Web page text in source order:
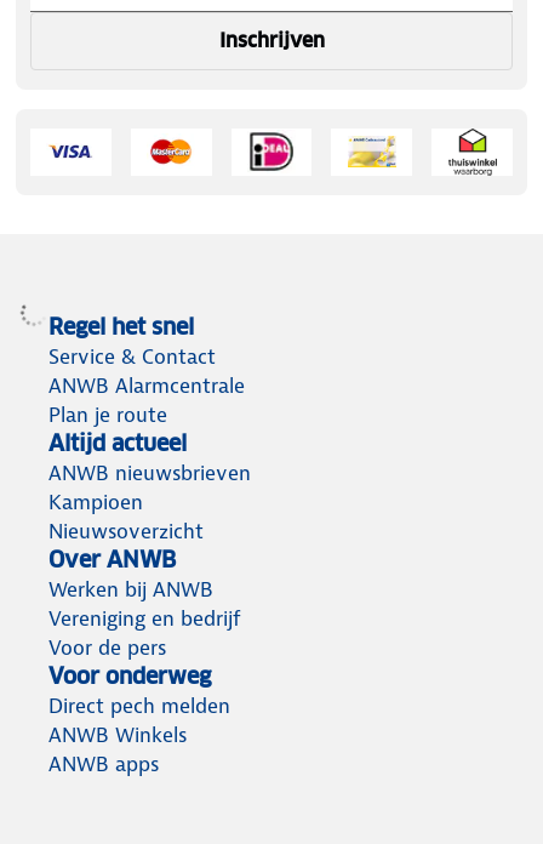
Inschrijven
Regel het snel
Service & Contact
ANWB Alarmcentrale
Plan je route
Altijd actueel
ANWB nieuwsbrieven
Kampioen
Nieuwsoverzicht
Over ANWB
Werken bij ANWB
Vereniging en bedrijf
Voor de pers
Voor onderweg
Direct pech melden
ANWB Winkels
ANWB apps